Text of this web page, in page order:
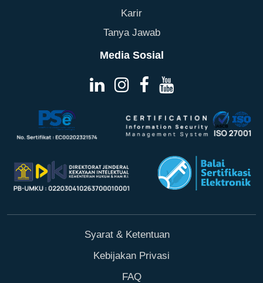
Karir
Tanya Jawab
Media Sosial
Syarat & Ketentuan
Kebijakan Privasi
FAQ